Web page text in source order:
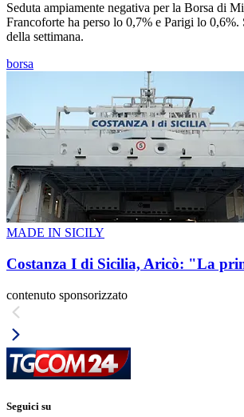
Seduta ampiamente negativa per la Borsa di
Francoforte ha perso lo 0,7% e Parigi lo
della settimana.
borsa
MADE IN SICILY
Costanza I di Sicilia, Aricò: "La
contenuto sponsorizzato
Seguici su